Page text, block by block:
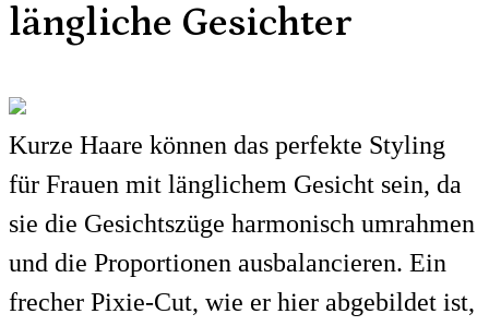
längliche Gesichter
Kurze Haare können das perfekte Styling
für Frauen mit länglichem Gesicht sein, da
sie die Gesichtszüge harmonisch umrahmen
und die Proportionen ausbalancieren. Ein
frecher Pixie-Cut, wie er hier abgebildet ist,